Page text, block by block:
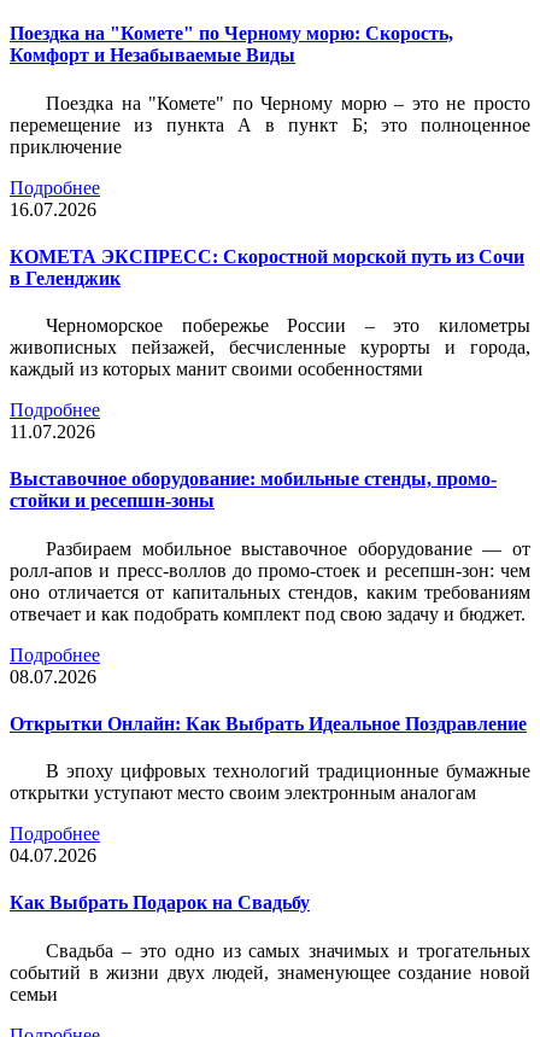
Поездка на "Комете" по Черному морю: Скорость,
Комфорт и Незабываемые Виды
Поездка на "Комете" по Черному морю – это не просто
перемещение из пункта А в пункт Б; это полноценное
приключение
Подробнее
16.07.2026
КОМЕТА ЭКСПРЕСС: Скоростной морской путь из Сочи
в Геленджик
Черноморское побережье России – это километры
живописных пейзажей, бесчисленные курорты и города,
каждый из которых манит своими особенностями
Подробнее
11.07.2026
Выставочное оборудование: мобильные стенды, промо-
стойки и ресепшн-зоны
Разбираем мобильное выставочное оборудование — от
ролл-апов и пресс-воллов до промо-стоек и ресепшн-зон: чем
оно отличается от капитальных стендов, каким требованиям
отвечает и как подобрать комплект под свою задачу и бюджет.
Подробнее
08.07.2026
Открытки Онлайн: Как Выбрать Идеальное Поздравление
В эпоху цифровых технологий традиционные бумажные
открытки уступают место своим электронным аналогам
Подробнее
04.07.2026
Как Выбрать Подарок на Свадьбу
Свадьба – это одно из самых значимых и трогательных
событий в жизни двух людей, знаменующее создание новой
семьи